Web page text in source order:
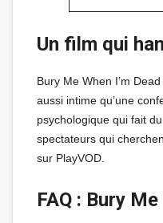
Un film qui
Bury Me When I’m Dead
aussi intime qu’une
psychologique qui fait
spectateurs qui
sur PlayVOD.
FAQ : Bury Me